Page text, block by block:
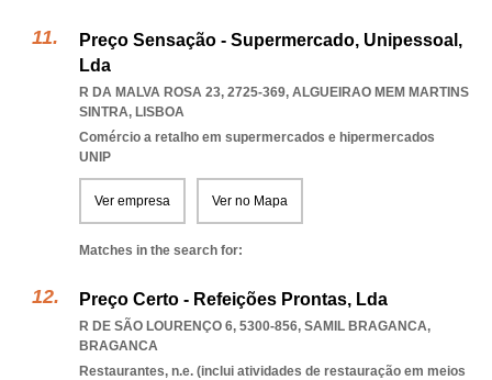
Preço Sensação - Supermercado, Unipessoal,
Lda
R DA MALVA ROSA 23, 2725-369, ALGUEIRAO MEM MARTINS
SINTRA, LISBOA
Comércio a retalho em supermercados e hipermercados
UNIP
Ver empresa Ver no Mapa
Matches in the search for:
Preço Certo - Refeições Prontas, Lda
R DE SÃO LOURENÇO 6, 5300-856, SAMIL BRAGANCA,
BRAGANCA
Restaurantes, n.e. (inclui atividades de restauração em meios